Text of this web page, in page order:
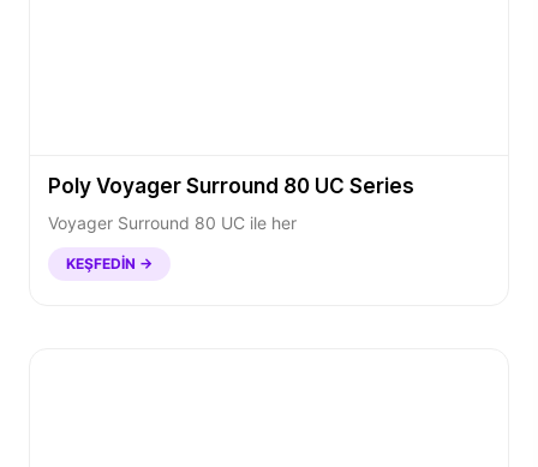
Poly Voyager Surround 80 UC Series
Voyager Surround 80 UC ile her
KEŞFEDIN →